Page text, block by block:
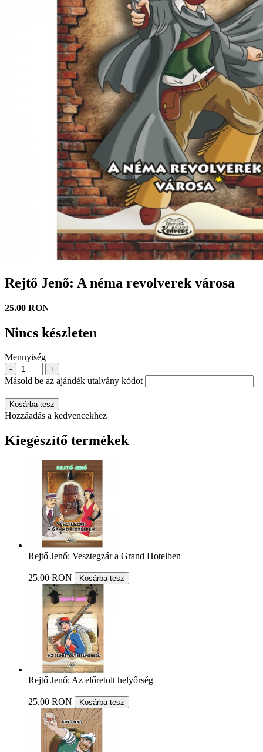
Rejtő Jenő: A néma revolverek városa
25.00 RON
Nincs készleten
Mennyiség
- +
Másold be az ajándék utalvány kódot
Kosárba tesz
Hozzáadás a kedvencekhez
Kiegészítő termékek
Rejtő Jenő: Vesztegzár a Grand Hotelben
25.00 RON Kosárba tesz
Rejtő Jenő: Az előretolt helyőrség
25.00 RON Kosárba tesz